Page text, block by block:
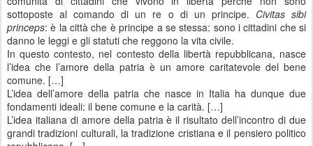
sottoposte al comando di un re o di un principe. Civitas sibi
princeps: è la città che è principe a se stessa: sono i cittadini che si
danno le leggi e gli statuti che reggono la vita civile.
In questo contesto, nel contesto della libertà repubblicana, nasce
l’idea che l’amore della patria è un amore caritatevole del bene
comune. […]
L’idea dell’amore della patria che nasce in Italia ha dunque due
fondamenti ideali: il bene comune e la carità. […]
L’idea italiana di amore della patria è il risultato dell’incontro di due
grandi tradizioni culturali, la tradizione cristiana e il pensiero politico